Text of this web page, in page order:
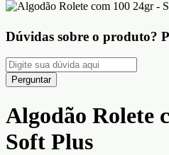
Dúvidas sobre o produto?
Perguntar
Algodão Rolete
Soft Plus